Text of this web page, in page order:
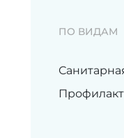
ПО ВИДАМ